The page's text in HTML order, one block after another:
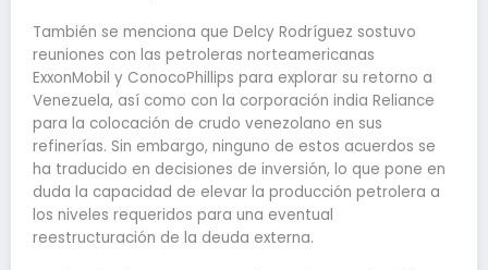
También se menciona que Delcy Rodríguez sostuvo
reuniones con las petroleras norteamericanas
ExxonMobil y ConocoPhillips para explorar su retorno a
Venezuela, así como con la corporación india Reliance
para la colocación de crudo venezolano en sus
refinerías. Sin embargo, ninguno de estos acuerdos se
ha traducido en decisiones de inversión, lo que pone en
duda la capacidad de elevar la producción petrolera a
los niveles requeridos para una eventual
reestructuración de la deuda externa.